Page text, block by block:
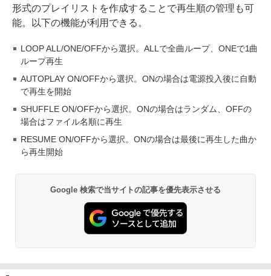
形式のプレイリストを作成することで再生順の管理も可
能。以下の機能が利用できる。
LOOP ALL/ONE/OFFから選択。ALLで全曲ループ、ONEで1曲
ループ再生
AUTOPLAY ON/OFFから選択。ONの場合は電源投入後に自動
で再生を開始
SHUFFLE ON/OFFから選択。ONの場合はランダム、OFFの
場合はファイル名順に再生
RESUME ON/OFFから選択。ONの場合は最後に再生した曲か
ら再生開始
Google 検索で当サイトの記事を優先表示させる